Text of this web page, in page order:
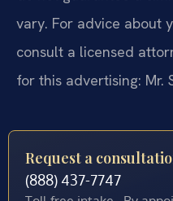
vary. For advice about
consult a licensed
for this advertising: Mr.
Request a
(888) 437-7747